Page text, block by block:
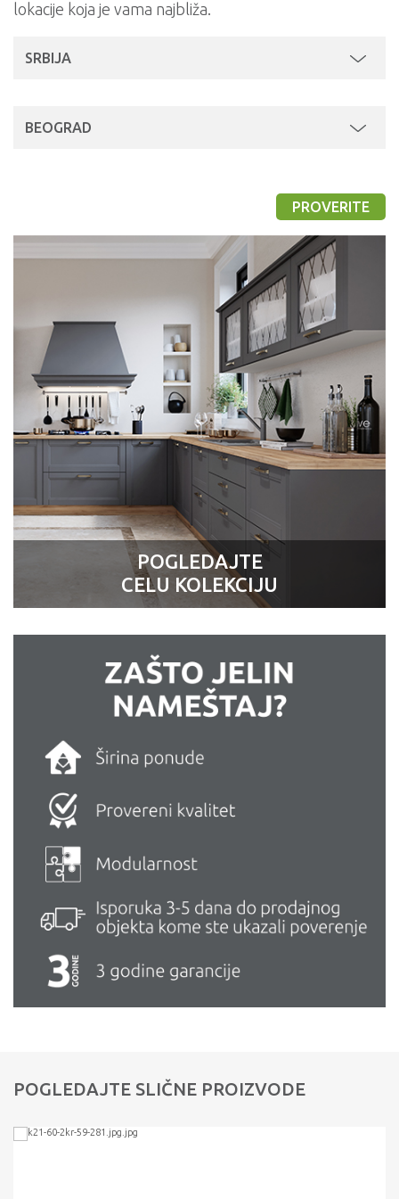
lokacije koja je vama najbliža.
SRBIJA
BEOGRAD
PROVERITE
POGLEDAJTE
CELU KOLEKCIJU
POGLEDAJTE SLIČNE PROIZVODE